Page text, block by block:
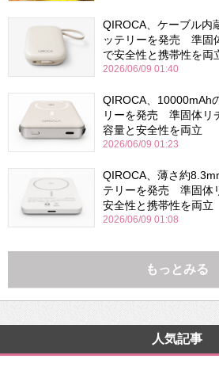
QIROCA、ケーブル内
ッテリーを発売 準固
で安全性と携帯性を両
2026/06/09 01:40
QIROCA、10000mAh
リーを発売 準固体リ
容量と安全性を両立
2026/06/09 01:23
QIROCA、薄さ約
テリーを発売 準固体
安全性と携帯性を両立
2026/06/09 01:08
もっとみる
人気記事